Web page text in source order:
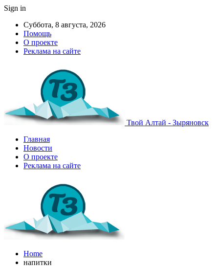
Sign in
Суббота, 8 августа, 2026
Помощь
О проекте
Реклама на сайте
Твой Алтай - Зыряновск
Главная
Новости
О проекте
Реклама на сайте
Home
напитки